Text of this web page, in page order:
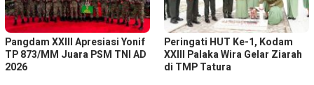
Pangdam XXIII Apresiasi Yonif
TP 873/MM Juara PSM TNI AD
2026
Peringati HUT Ke-1, Kodam
XXIII Palaka Wira Gelar Ziarah
di TMP Tatura